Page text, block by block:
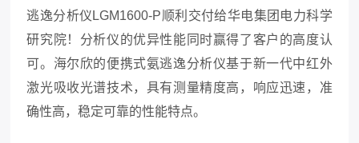
逃逸分析仪 LGM1600-P顺利交付给华电集团电力科学
研究院！分析仪的优异性能同时赢得了客户的高度认
可。海尔欣的便携式氨逃逸分析仪基于新一代中红外
激光吸收光谱技术，具有测量精度高，响应迅速，准
确性高，稳定可靠的性能特点。